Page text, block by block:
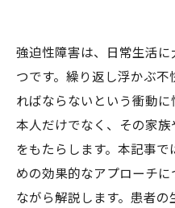
強迫性障害は、日常生活
つです。繰り返し浮かぶ
ればならないという衝動
本人だけでなく、その家
をもたらします。本記事
めの効果的なアプローチ
ながら解説します。患者